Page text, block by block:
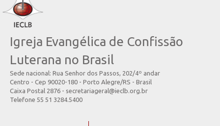
Igreja Evangélica de Confissão
Luterana no Brasil
Sede nacional: Rua Senhor dos Passos, 202/4º andar
Centro - Cep 90020-180 - Porto Alegre/RS - Brasil
Caixa Postal 2876 - secretariageral@ieclb.org.br
Telefone 55 51 3284.5400